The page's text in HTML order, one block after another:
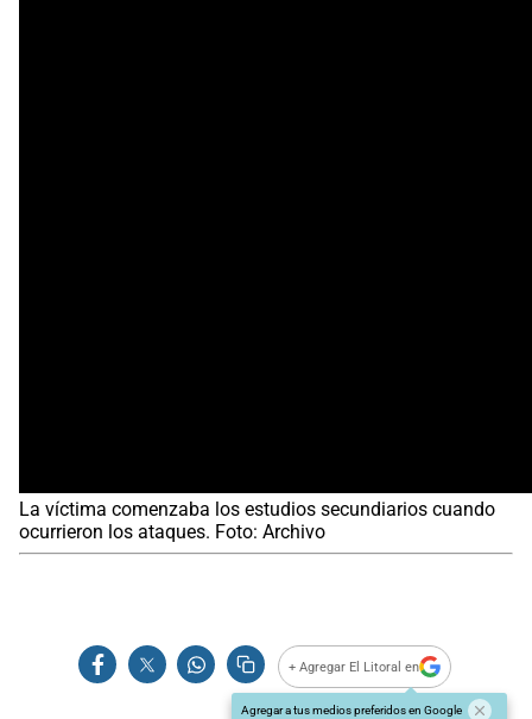
La víctima comenzaba los estudios secundiarios cuando
ocurrieron los ataques. Foto: Archivo
+ Agregar El Litoral en
Agregar a tus medios preferidos en Google